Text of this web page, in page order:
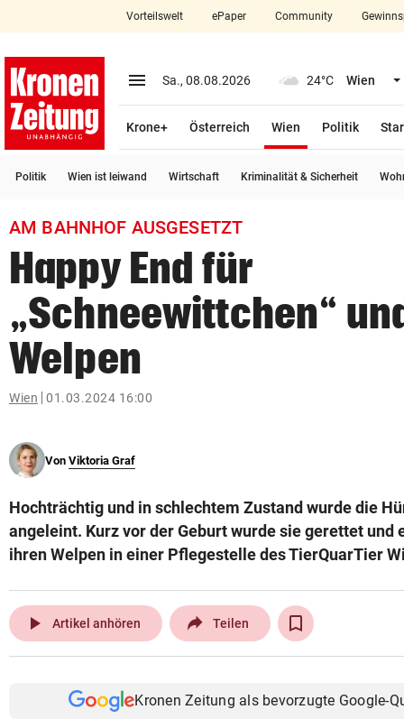
closeSchließen
account_circle Anmelden
arrow_right
bookmark
search
Suchbegriff
eingeben
Muthgasse 2, 1190 Wien
Vorteilswelt ePaper Community
menu Menü aufklappen
Sa., 08.08.2026 24°C Wien
Krone+ Österreich Wien
Politik
Politik Wien ist leiwand Wirtschaft Kriminalität & Sicherheit
AM BAHNHOF AUSGESETZT
Happy End für
„Schneewittchen“
Welpen
Wien 01.03.2024 16:00
Von Viktoria Graf
Hochträchtig und in schlechtem Zustand wurde die
angeleint. Kurz vor der Geburt wurde sie gerettet und
ihren Welpen in einer Pflegestelle des TierQuarTier
play_arrow Artikel anhören Teilen
Kronen Zeitung als bevorzugte Google-